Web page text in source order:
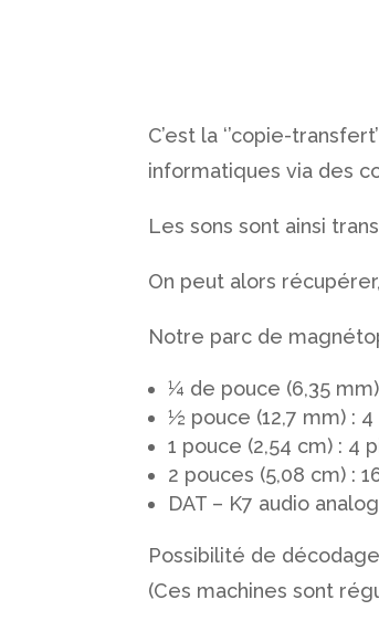
C’est la ‘’copie-
informatiques via des
Les sons sont ainsi
On peut alors
Notre parc de
¼ de pouce (6,35
½ pouce (12,7 mm) :
1 pouce (2,54 cm) :
2 pouces (5,08 cm) :
DAT – K7 audio
Possibilité de
(Ces machines sont